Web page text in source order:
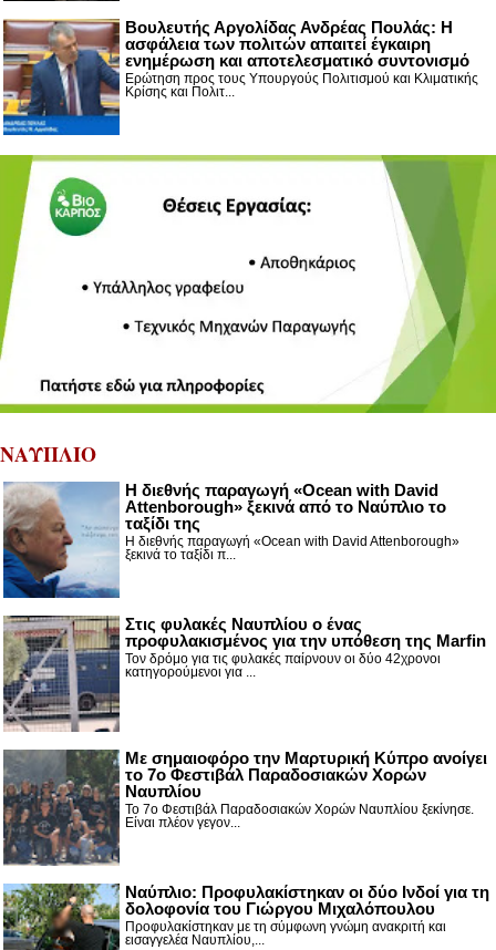
Βουλευτής Αργολίδας Ανδρέας Πουλάς: Η
ασφάλεια των πολιτών απαιτεί έγκαιρη
ενημέρωση και αποτελεσματικό συντονισμό
Ερώτηση προς τους Υπουργούς Πολιτισμού και Κλιματικής
Κρίσης και Πολιτ...
ΝΑΥΠΛΙΟ
Η διεθνής παραγωγή «Ocean with David
Attenborough» ξεκινά από το Ναύπλιο το
ταξίδι της
Η διεθνής παραγωγή «Ocean with David Attenborough»
ξεκινά το ταξίδι π...
Στις φυλακές Ναυπλίου ο ένας
προφυλακισμένος για την υπόθεση της Marfin
Τον δρόμο για τις φυλακές παίρνουν οι δύο 42χρονοι
κατηγορούμενοι για ...
Με σημαιοφόρο την Μαρτυρική Κύπρο ανοίγει
το 7ο Φεστιβάλ Παραδοσιακών Χορών
Ναυπλίου
Το 7ο Φεστιβάλ Παραδοσιακών Χορών Ναυπλίου ξεκίνησε.
Είναι πλέον γεγον...
Ναύπλιο: Προφυλακίστηκαν οι δύο Ινδοί για τη
δολοφονία του Γιώργου Μιχαλόπουλου
Προφυλακίστηκαν με τη σύμφωνη γνώμη ανακριτή και
εισαγγελέα Ναυπλίου,...